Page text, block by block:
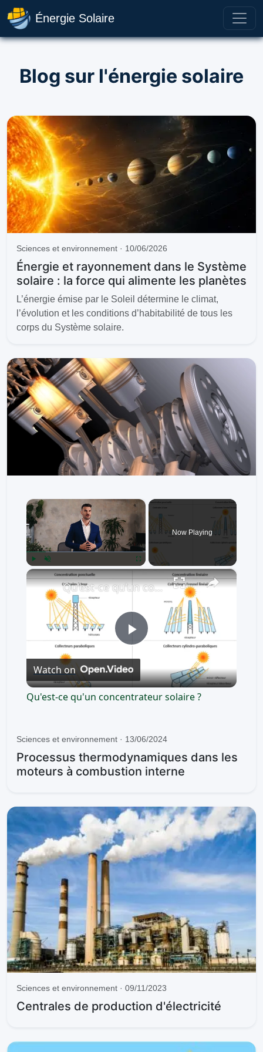
Énergie Solaire
Blog sur l'énergie solaire
Sciences et environnement · 10/06/2026
Énergie et rayonnement dans le Système
solaire : la force qui alimente les planètes
L’énergie émise par le Soleil détermine le climat,
l’évolution et les conditions d’habitabilité de tous les
corps du Système solaire.
×
Play Unmute Fullscreen
Now Playing
×
P
l
y
d
e
o
Qu'est-ce qu'un concentrateur solaire ?
Watch on
Qu'est-ce qu'un concentrateur solaire ?
Sciences et environnement · 13/06/2024
Processus thermodynamiques dans les
moteurs à combustion interne
Sciences et environnement · 09/11/2023
Centrales de production d'électricité